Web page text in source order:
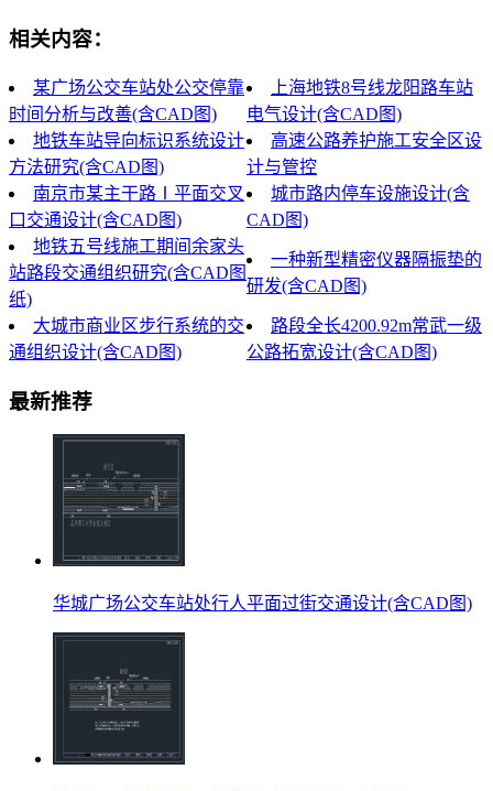
相关内容：
某广场公交车站处公交停靠
时间分析与改善(含CAD图)
上海地铁8号线龙阳路车站
电气设计(含CAD图)
地铁车站导向标识系统设计
方法研究(含CAD图)
高速公路养护施工安全区设
计与管控
南京市某主干路Ⅰ平面交叉
口交通设计(含CAD图)
城市路内停车设施设计(含
CAD图)
地铁五号线施工期间余家头
站路段交通组织研究(含CAD图
纸)
一种新型精密仪器隔振垫的
研发(含CAD图)
大城市商业区步行系统的交
通组织设计(含CAD图)
路段全长4200.92m常武一级
公路拓宽设计(含CAD图)
最新推荐
华城广场公交车站处行人平面过街交通设计(含CAD图)